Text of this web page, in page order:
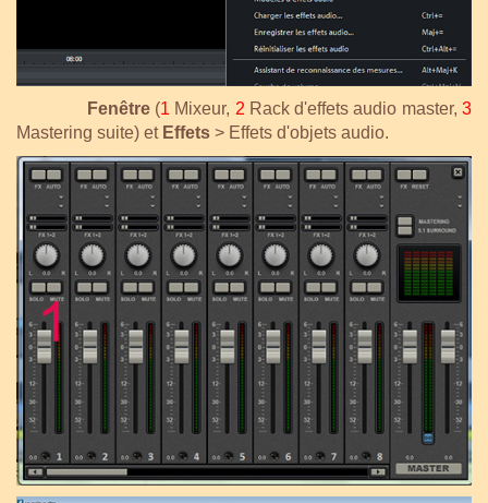
Fenêtre(1 Mixeur, 2 Rack d'effets audio master,3
Mastering suite) et Effets > Effets d'objets audio.